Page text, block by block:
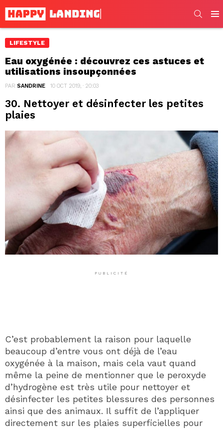
LIFESTYLE
Eau oxygénée : découvrez ces astuces et
utilisations insoupçonnées
PAR SANDRINE 10 OCT 2019, · 20:03
30. Nettoyer et désinfecter les petites
plaies
PUBLICITÉ
C’est probablement la raison pour laquelle
beaucoup d’entre vous ont déjà de l’eau
oxygénée à la maison, mais cela vaut quand
même la peine de mentionner que le peroxyde
d’hydrogène est très utile pour nettoyer et
désinfecter les petites blessures des personnes
ainsi que des animaux. Il suffit de l’appliquer
directement sur les plaies superficielles pour